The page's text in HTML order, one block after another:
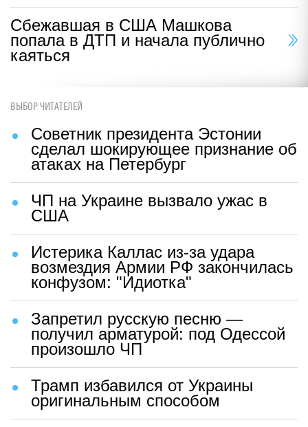
Сбежавшая в США Машкова
попала в ДТП и начала публично
каяться
ВЫБОР ЧИТАТЕЛЕЙ
Советник президента Эстонии
сделал шокирующее признание об
атаках на Петербург
ЧП на Украине вызвало ужас в
США
Истерика Каллас из-за удара
возмездия Армии РФ закончилась
конфузом: "Идиотка"
Запретил русскую песню —
получил арматурой: под Одессой
произошло ЧП
Трамп избавился от Украины
оригинальным способом